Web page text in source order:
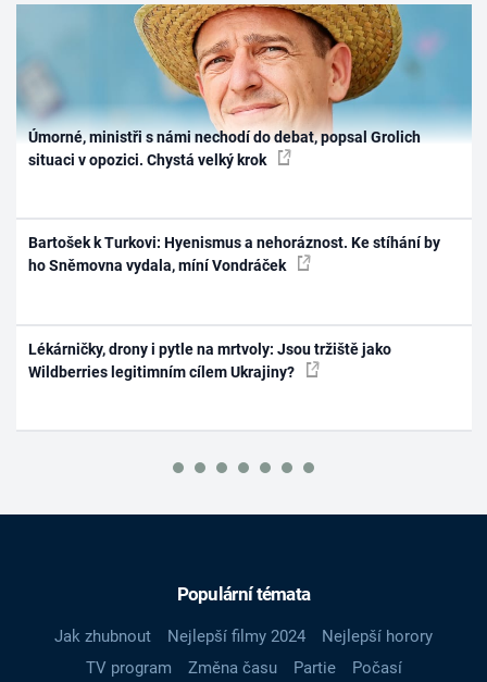
Úmorné, ministři s námi nechodí do debat, popsal Grolich
situaci v opozici. Chystá velký krok
Bartošek k Turkovi: Hyenismus a nehoráznost. Ke stíhání by
ho Sněmovna vydala, míní Vondráček
Lékárničky, drony i pytle na mrtvoly: Jsou tržiště jako
Wildberries legitimním cílem Ukrajiny?
Populární témata
Jak zhubnout Nejlepší filmy 2024
Nejlepší horory
TV program
Změna času Partie
Počasí